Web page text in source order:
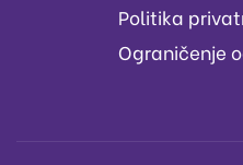
Politika
Ograničenje